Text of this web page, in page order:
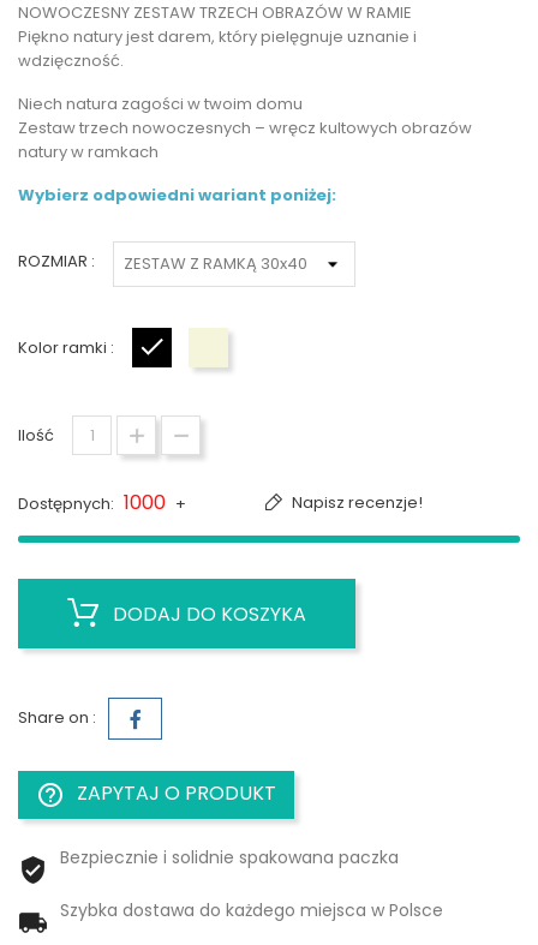
NOWOCZESNY ZESTAW TRZECH OBRAZÓW W RAMIE
Piękno natury jest darem, który pielęgnuje uznanie i
wdzięczność.
Niech natura zagości w twoim domu
Zestaw trzech nowoczesnych – wręcz kultowych obrazów
natury w ramkach
Wybierz odpowiedni wariant poniżej:
ROZMIAR :
Kolor ramki :
Ilość
Napisz recenzje!
Dostępnych: 1000 +
DODAJ DO KOSZYKA
Share on :
help_outline ZAPYTAJ O PRODUKT
Bezpiecznie i solidnie spakowana paczka
Szybka dostawa do każdego miejsca w Polsce